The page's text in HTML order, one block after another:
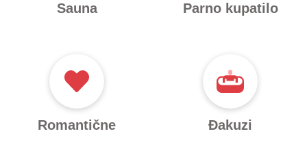
Sauna Parno kupatilo
Romantične Đakuzi